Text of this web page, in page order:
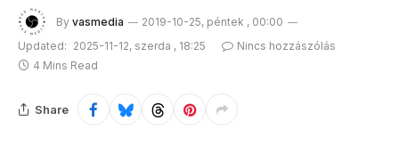
By vasmedia
2019-10-25, péntek , 00:00
Updated: 2025-11-12, szerda , 18:25
Nincs hozzászólás
4 Mins Read
Share